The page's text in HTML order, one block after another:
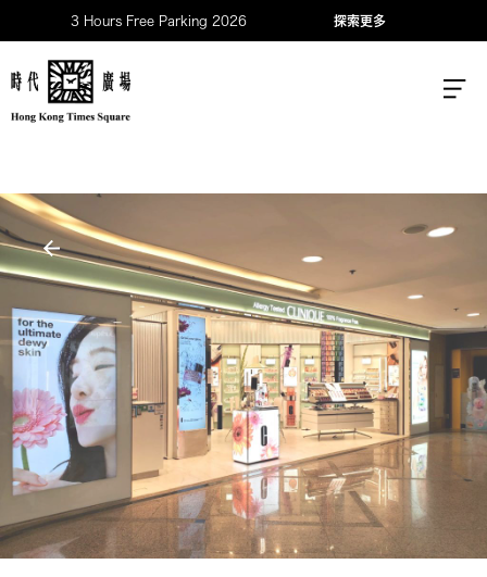
3 Hours Free Parking 2026 探索更多